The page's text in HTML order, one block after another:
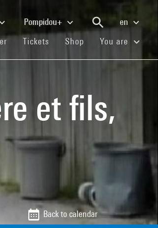
Pompidou+
en
(current)
Tickets (current)
Shop (current)You are
et fils,
Back to calendar